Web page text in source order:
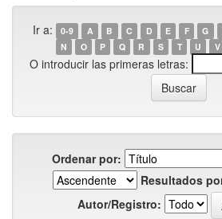
Ir a: 0-9 A B C D E F G
N
O P Q R S T U V
O introducir las primeras letras:
Ordenar por:
Resultados
Autor/Registro: